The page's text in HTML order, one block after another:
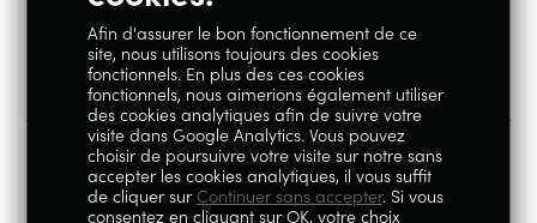
Instagram Facebook
100% Liégeois est un concept de la société Geoby SRL, TVA
Afin d'assurer le bon fonctionnement de ce
site, nous utilisons toujours des cookies
fonctionnels. En plus des ces cookies
fonctionnels, nous aimerions également utiliser
des cookies analytiques afin de suivre votre
visite dans Google Analytics. Vous pouvez
choisir de poursuivre votre visite sur notre sans
accepter les cookies analytiques, il vous suffit
de cliquer sur Continuer sans accepter. Si vous
consentez en cliquant sur OK, votre choix